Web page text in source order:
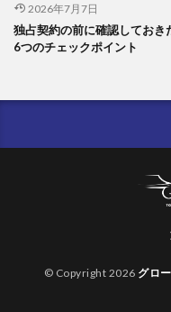
2026年7月7日
独占契約の前に確認しておき
6つのチェックポイント
© Copyright 2026 グロ